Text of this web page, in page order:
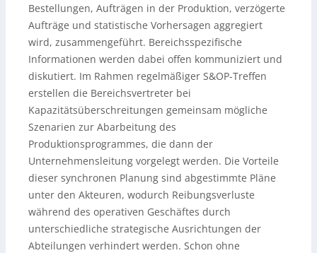
Bestellungen, Aufträgen in der Produktion, verzögerte
Aufträge und statistische Vorhersagen aggregiert
wird, zusammengeführt. Bereichsspezifische
Informationen werden dabei offen kommuniziert und
diskutiert. Im Rahmen regelmäßiger S&OP-Treffen
erstellen die Bereichsvertreter bei
Kapazitätsüberschreitungen gemeinsam mögliche
Szenarien zur Abarbeitung des
Produktionsprogrammes, die dann der
Unternehmensleitung vorgelegt werden. Die Vorteile
dieser synchronen Planung sind abgestimmte Pläne
unter den Akteuren, wodurch Reibungsverluste
während des operativen Geschäftes durch
unterschiedliche strategische Ausrichtungen der
Abteilungen verhindert werden. Schon ohne